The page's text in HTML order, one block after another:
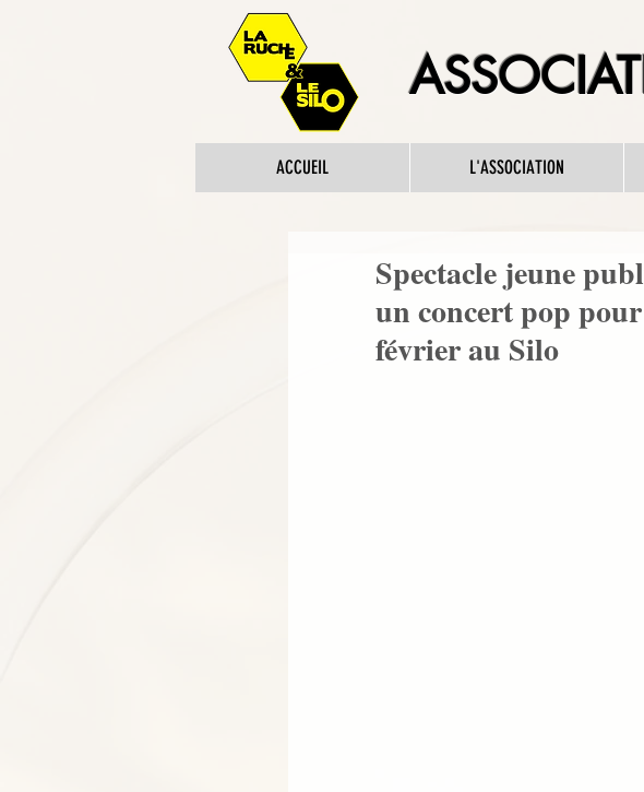
Spectacle jeune
un concert pop
février au Silo
ACCUEIL L'ASSOCIATION